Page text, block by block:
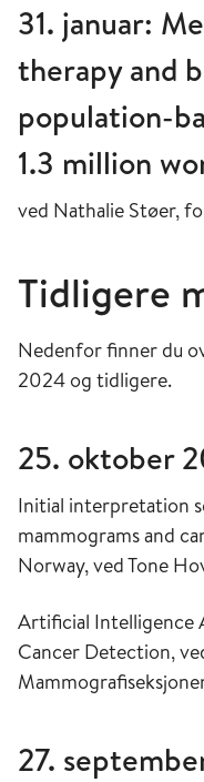
31. januar:
therapy and
population-
1.3 million
ved Nathalie Støer,
Tidligere
Nedenfor finner du
2024 og tidligere.
25. oktober
Initial interpretation
mammograms and
Norway, ved Tone
Artificial Intelligence
Cancer Detection,
27.